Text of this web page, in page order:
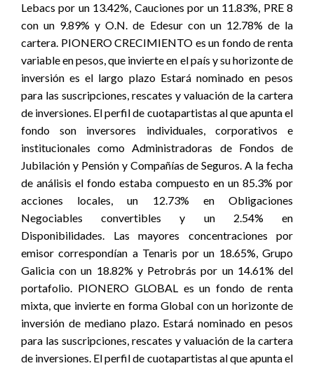
Lebacs por un 13.42%, Cauciones por un 11.83%, PRE 8
con un 9.89% y O.N. de Edesur con un 12.78% de la
cartera. PIONERO CRECIMIENTO es un fondo de renta
variable en pesos, que invierte en el país y su horizonte de
inversión es el largo plazo Estará nominado en pesos
para las suscripciones, rescates y valuación de la cartera
de inversiones. El perfil de cuotapartistas al que apunta el
fondo son inversores individuales, corporativos e
institucionales como Administradoras de Fondos de
Jubilación y Pensión y Compañías de Seguros. A la fecha
de análisis el fondo estaba compuesto en un 85.3% por
acciones locales, un 12.73% en Obligaciones
Negociables convertibles y un 2.54% en
Disponibilidades. Las mayores concentraciones por
emisor correspondían a Tenaris por un 18.65%, Grupo
Galicia con un 18.82% y Petrobrás por un 14.61% del
portafolio. PIONERO GLOBAL es un fondo de renta
mixta, que invierte en forma Global con un horizonte de
inversión de mediano plazo. Estará nominado en pesos
para las suscripciones, rescates y valuación de la cartera
de inversiones. El perfil de cuotapartistas al que apunta el